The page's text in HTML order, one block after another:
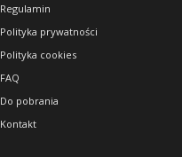
Regulamin
Polityka prywatności
Polityka cookies
FAQ
Do pobrania
Kontakt